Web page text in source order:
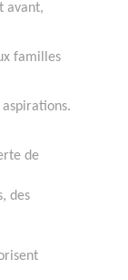
avant,
familles
de
des